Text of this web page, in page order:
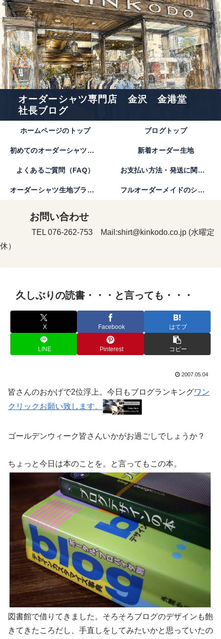
オーダーシャツ専門店 金沢 金港堂
社長ブログ
ホームページのトップ ブログトップ
初めてのオーダーシャツのご注文方法｜金港堂【公式】 新着オーダー生地
よくあるご質問（FAQ） お支払い方法・発送に関して
オーダーシャツ生地ブランド フルオーダーメイドのシャツとは。
お問い合わせ
TEL 076-262-753 Mail:shirt@kinkodo.co.jp (水曜定
休）
久しぶりの読書・・・と言っても・・・
X Facebook はてブ
LINE Pinterest コピー
2007.05.04
皆さんのおかげで2位浮上。今日もブログランキングワン
クリックお願い致します。
ゴールデンウィーク皆さんいかがお過ごしでしょうか？
ちょっと今日は本のことを。と言ってもこの本。
図書館で借りてきました。そろそろブログのデザインも飽
きてきたころだし、手直しをしてみたいかと思っていたの